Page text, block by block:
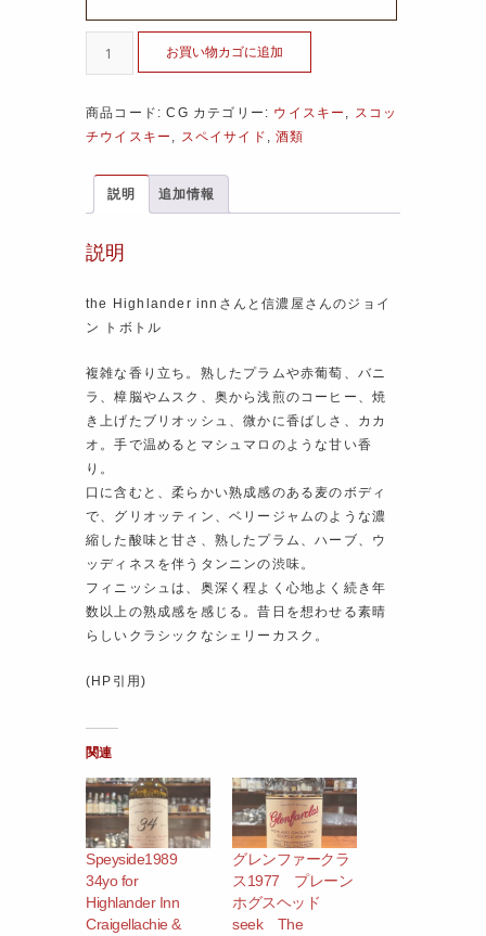
お買い物カゴに追加
商品コード:CG カテゴリー: ウイスキー , スコッ
チウイスキー , スペイサイド ,酒類
説明 追加情報
説明
the Highlander innさんと信濃屋さんのジョイ
ン トボトル
複雑な香り立ち。熟したプラムや赤葡萄、バニ
ラ、樟脳やムスク、奥から浅煎のコーヒー、焼
き上げたブリオッシュ、微かに香ばしさ、カカ
オ。手で温めるとマシュマロのような甘い香
り。
口に含むと、柔らかい熟成感のある麦のボディ
で、グリオッティン、ベリージャムのような濃
縮した酸味と甘さ、熟したプラム、ハーブ、ウ
ッディネスを伴うタンニンの渋味。
フィニッシュは、奥深く程よく心地よく続き年
数以上の熟成感を感じる。昔日を想わせる素晴
らしいクラシックなシェリーカスク。
(HP引用)
関連
Speyside1989
34yo for
Highlander Inn
Craigellachie &
グレンファークラ
ス1977 プレーン
ホグスヘッド
seek The